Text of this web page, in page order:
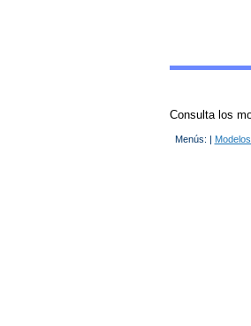
Consulta los
Menús: |